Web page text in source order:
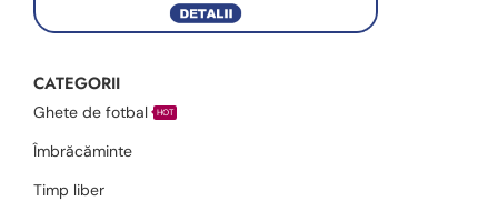
CATEGORII
Ghete de fotbal HOT
Îmbrăcăminte
Timp liber